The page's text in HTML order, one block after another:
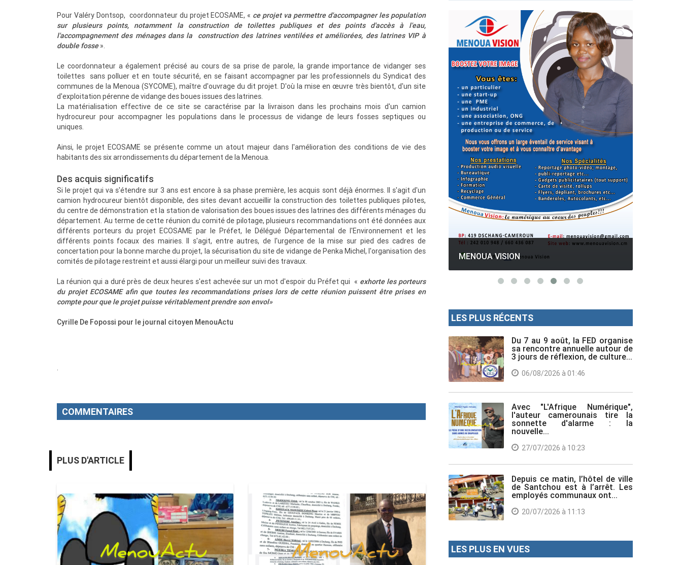
Pour Valéry Dontsop, coordonnateur du projet ECOSAME, « ce projet va permettre d'accompagner les population
sur plusieurs points, notamment la construction de toilettes publiques et des points d'accès à l'eau,
l'accompagnement des ménages dans la construction des latrines ventilées et améliorées, des latrines VIP à
double fosse».
Le coordonnateur a également précisé au cours de sa prise de parole, la grande importance de vidanger ses
toilettes sans polluer et en toute sécurité, en se faisant accompagner par les professionnels du Syndicat des
communes de la Menoua (SYCOME), maître d'ouvrage du dit projet. D'où la mise en œuvre très bientôt, d'un site
d'exploitation pérenne de vidange des boues issues des latrines.
La matérialisation effective de ce site se caractérise par la livraison dans les prochains mois d'un camion
hydrocureur pour accompagner les populations dans le processus de vidange de leurs fosses septiques ou
uniques.
Ainsi, le projet ECOSAME se présente comme un atout majeur dans l'amélioration des conditions de vie des
habitants des six arrondissements du département de la Menoua.
Des acquis significatifs
Si le projet qui va s'étendre sur 3 ans est encore à sa phase première, les acquis sont déjà énormes. Il s'agit d'un
camion hydrocureur bientôt disponible, des sites devant accueillir la construction des toilettes publiques pilotes,
du centre de démonstration et la station de valorisation des boues issues des latrines des différents ménages du
département. Au terme de cette réunion du comité de pilotage, plusieurs recommandations ont été données aux
différents porteurs du projet ECOSAME par le Préfet, le Délégué Départemental de l'Environnement et les
différents points focaux des mairies. Il s'agit, entre autres, de l'urgence de la mise sur pied des cadres de
concertation pour la bonne marche du projet, la sécurisation du site de vidange de Penka Michel, l'organisation des
comités de pilotage restreint et aussi élargi pour un meilleur suivi des travaux.
La réunion qui a duré près de deux heures s'est achevée sur un mot d'espoir du Préfet qui « exhorte les porteurs
du projet ECOSAME afin que toutes les recommandations prises lors de cette réunion puissent être prises en
compte pour que le projet puisse véritablement prendre son envol»
Cyrille De Fopossi pour le journal citoyen MenouActu
.
COMMENTAIRES
PLUS D'ARTICLE
MENOUACTU MENOUA VISION
GESPROS formation : La rentrée
académique ce 10 Octobre 2022.
LES PLUS RÉCENTS
Du 7 au 9 août, la FED organise
sa rencontre annuelle autour de
3 jours de réflexion, de culture...
06/08/2026 à 01:46
Avec "L'Afrique Numérique",
l'auteur camerounais tire la
sonnette d'alarme : la
nouvelle...
27/07/2026 à 10:23
Depuis ce matin, l’hôtel de ville
de Santchou est à l’arrêt. Les
employés communaux ont...
20/07/2026 à 11:13
LES PLUS EN VUES